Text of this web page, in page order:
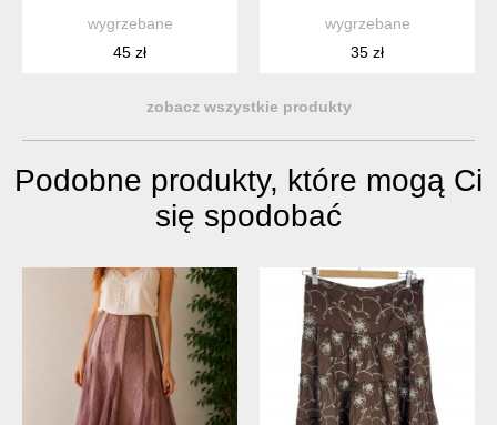
wygrzebane
45 zł
wygrzebane
35 zł
zobacz wszystkie produkty
Podobne produkty, które mogą Ci
się spodobać